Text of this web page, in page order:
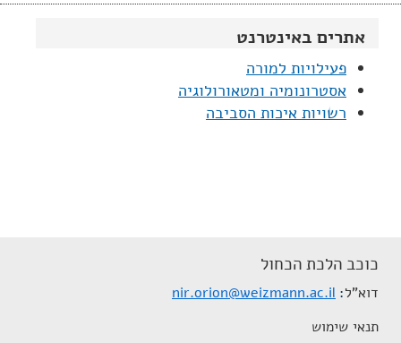
אתרים באינטרנט
פעילויות למורה
אסטרונומיה ומטאורולוגיה
רשויות איכות הסביבה
כוכב הלכת הכחול
דוא"ל nir.orion@weizmann.ac.il
תנאי שימוש